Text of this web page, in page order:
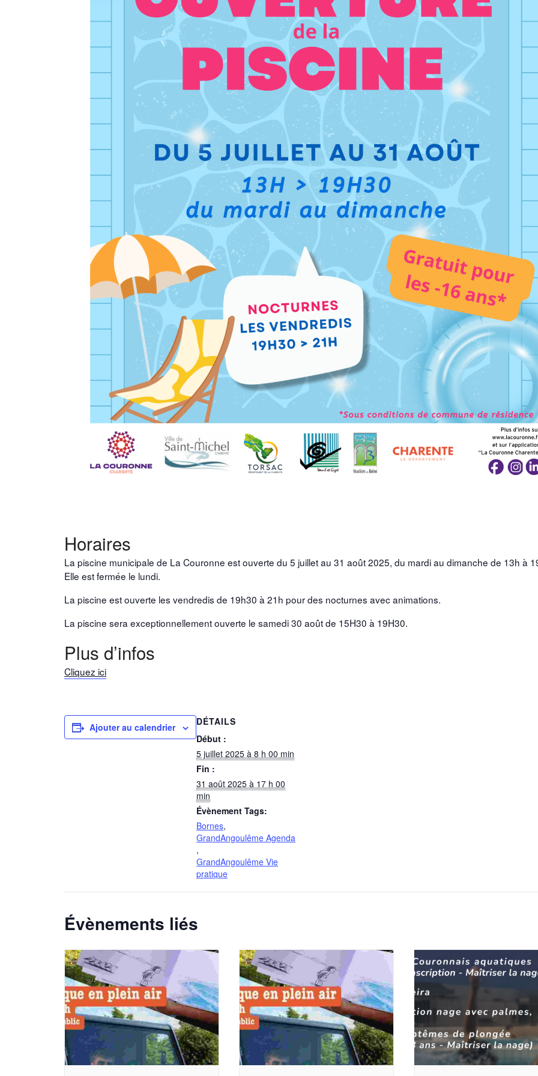
Horaires
La piscine municipale de La Couronne est ouverte du 5 juillet au 31 août 2025, du mardi au dimanche de 13h à
Elle est fermée le lundi.
La piscine est ouverte les vendredis de 19h30 à 21h pour des nocturnes avec animations.
La piscine sera exceptionnellement ouverte le samedi 30 août de 15H30 à 19H30.
Plus d’infos
Cliquez ici
Ajouter au calendrier
DÉTAILS
Début :
5 juillet 2025 à 8 h 00 min
Fin :
31 août 2025 à 17 h 00
min
Évènement Tags:
Bornes,
GrandAngoulême Agenda
,
GrandAngoulême Vie
pratique
Évènements liés